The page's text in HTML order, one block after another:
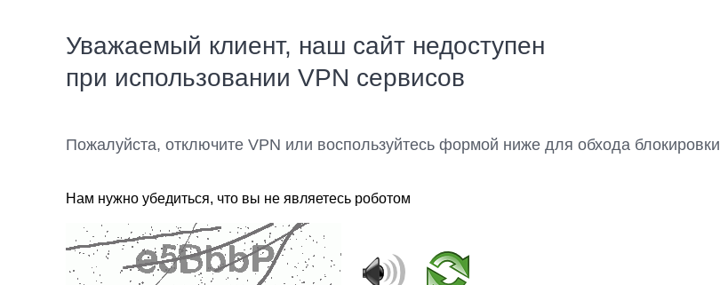
Уважаемый клиент, наш сайт недоступен
при использовании VPN сервисов
Пожалуйста, отключите VPN или воспользуйтесь формой ниже для обхода блокировки
Нам нужно убедиться, что вы не являетесь роботом